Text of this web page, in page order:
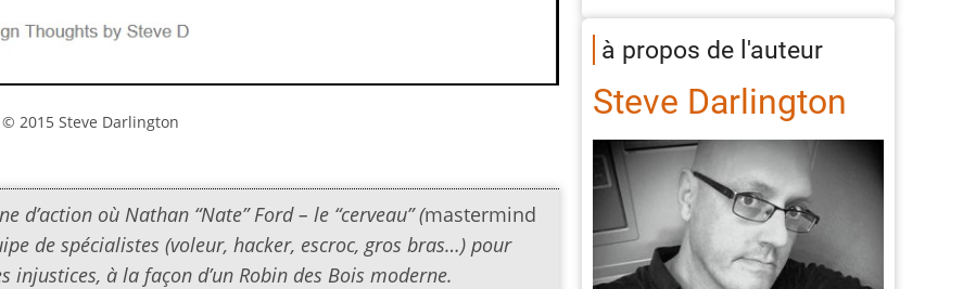
© 2015 Steve Darlington
d’action où Nathan “Nate” Ford – le “cerveau” (mastermind
de spécialistes (voleur, hacker, escroc, gros bras…) pour
à la façon d’un Robin des Bois moderne.
à propos de l'auteur
Steve Darlington